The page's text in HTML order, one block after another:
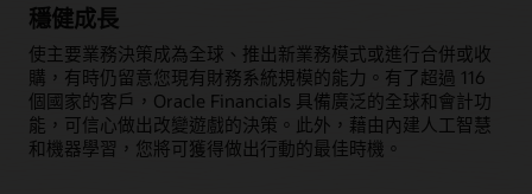
穩健成長
使主要業務決策成為全球、推出新業務模式或進行合併或收
購，有時仍留意您現有財務系統規模的能力。有了超過 116
個國家的客戶，Oracle Financials 具備廣泛的全球和會計功
能，可信心做出改變遊戲的決策。此外，藉由內建人工智慧
和機器學習，您將可獲得做出行動的最佳時機。